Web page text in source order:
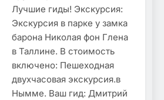
Лучшие гиды! Экскурсия:
Экскурсия в парке у замка
барона Николая фон Глена
в Таллине. В стоимость
включено: Пешеходная
двухчасовая экскурсия.в
Нымме. Ваш гид: Дмитрий